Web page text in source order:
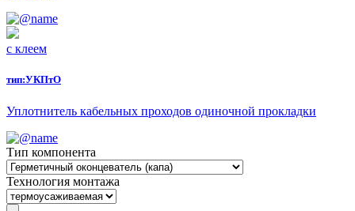
с клеем
тип:УКПтО
Уплотнитель кабельных проходов одиночной прокладки
Тип компонента
Технология монтажа